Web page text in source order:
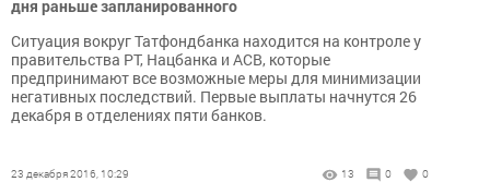
дня раньше запланированного
Ситуация вокруг Татфондбанка находится на контроле у
правительства РТ, Нацбанка и АСВ, которые
предпринимают все возможные меры для минимизации
негативных последствий. Первые выплаты начнутся 26
декабря в отделениях пяти банков.
23 декабря 2016, 10:29 13 0 0